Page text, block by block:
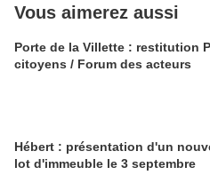
Vous aimerez aussi
Porte de la Villette : restitution
citoyens / Forum des acteurs
Hébert : présentation d'un
lot d'immeuble le 3 septembre